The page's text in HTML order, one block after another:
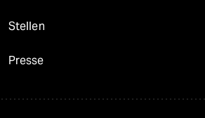
Stellen
Presse